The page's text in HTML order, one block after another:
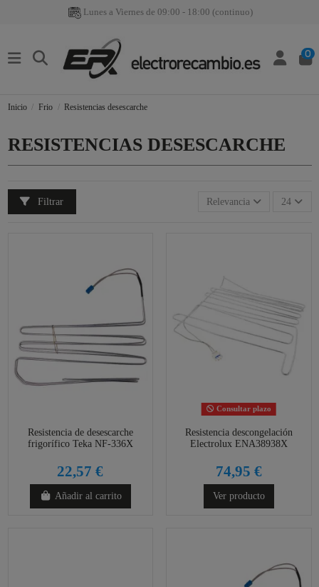
Lunes a Viernes de 09:00 - 18:00 (continuo)
0
Inicio Frio Resistencias desescarche
RESISTENCIAS DESESCARCHE
Filtrar Relevancia 24
Resistencia de desescarche
frigorífico Teka NF-336X
22,57 €
Añadir al carrito
Consultar plazo
Resistencia descongelación
Electrolux ENA38938X
74,95 €
Ver producto